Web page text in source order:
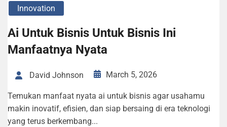
Innovation
Ai Untuk Bisnis Untuk Bisnis Ini
Manfaatnya Nyata
David Johnson March 5, 2026
Temukan manfaat nyata ai untuk bisnis agar usahamu
makin inovatif, efisien, dan siap bersaing di era teknologi
yang terus berkembang...